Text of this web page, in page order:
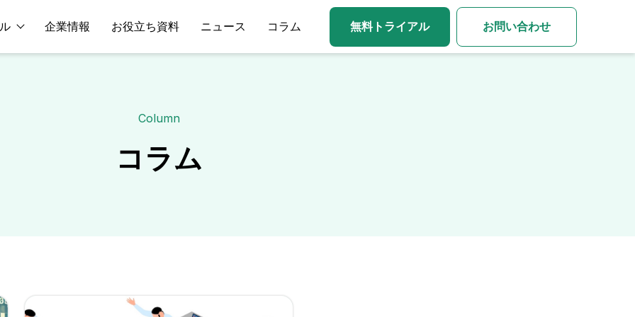
企業情報 お役立ち資料 ニュース コラム 無料トライアル お問い合わせ
Column
コラム